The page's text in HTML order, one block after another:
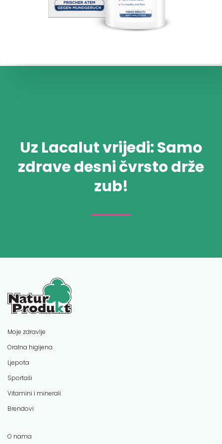
Uz Lacalut vrijedi: Samo
zdrave desni čvrsto drže
zub!
Moje zdravlje
Oralna higijena
Ljepota
Sportaši
Vitamini i minerali
Brendovi
O nama